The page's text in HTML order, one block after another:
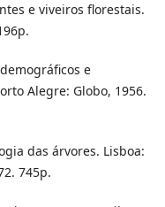
e viveiros florestais.
e
Alegre: Globo, 1956.
das árvores. Lisboa:
745p.